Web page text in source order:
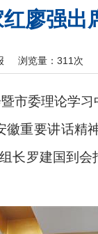
廖强出
浏览量： 311次
市委理论学
重要讲话精
长罗建国到